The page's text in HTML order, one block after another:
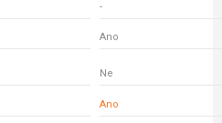
-
Ano
Ne
Ano